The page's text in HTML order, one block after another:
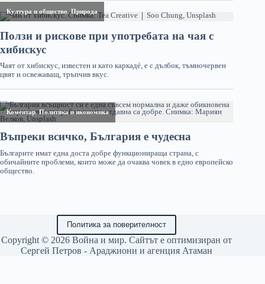
Политика за поверителност
Copyright © 2026 Война и мир. Сайтът е оптимизиран от
Сергей Петров - Араджиони и агенция Атаман